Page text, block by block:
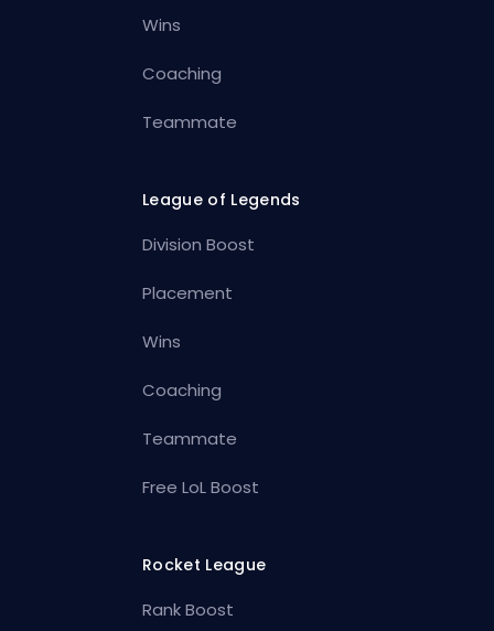
Wins
Coaching
Teammate
League of Legends
Division Boost
Placement
Wins
Coaching
Teammate
Free LoL Boost
Rocket League
Rank Boost